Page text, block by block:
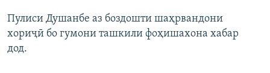
Пулиси Душанбе аз боздошти шаҳрвандони
хориҷӣ бо гумони ташкили фоҳишахона хабар
дод.